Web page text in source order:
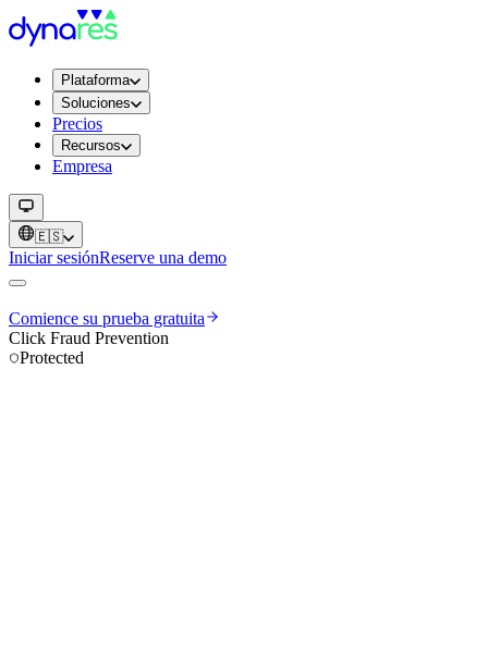
Plataforma
Soluciones
Precios
Recursos
Empresa
🇪🇸
Iniciar sesiónReserve una demo
Comience su prueba gratuita
Click Fraud Prevention
Protected